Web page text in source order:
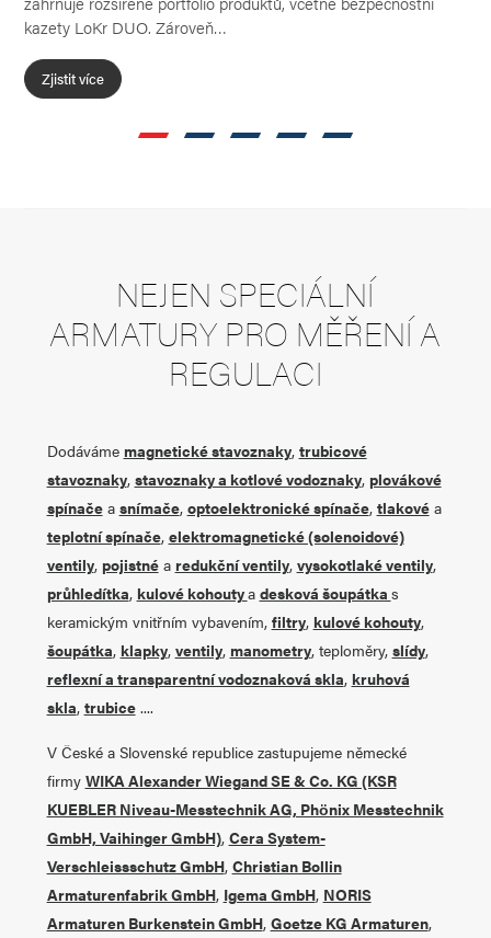
kazety LoKr DUO. Zároveň…
NEJEN SPECIÁLNÍ
ARMATURY PRO MĚŘENÍ A
REGULACI
Dodáváme magnetické stavoznaky, trubicové
stavoznaky, stavoznaky a kotlové vodoznaky, plovákové
spínačea snímače, optoelektronické spínače, tlakovéa
teplotní spínače, elektromagnetické (solenoidové)
ventily, pojistnéa redukční ventily, vysokotlaké ventily,
průhledítka, kulové kohoutya desková šoupátka s
keramickým vnitřním vybavením, filtry, kulové kohouty,
šoupátka, klapky, ventily, manometry, teploměry, slídy,
reflexní a transparentní vodoznaková skla, kruhová
skla, trubice....
V České a Slovenské republice zastupujeme německé
firmy WIKA Alexander Wiegand SE & Co. KG (KSR
KUEBLER Niveau-Messtechnik AG, Phönix Messtechnik
GmbH, Vaihinger GmbH), Cera System-
Verschleissschutz GmbH, Christian Bollin
Armaturenfabrik GmbH, Igema GmbH, NORIS
Armaturen Burkenstein GmbH, Goetze KG Armaturen,